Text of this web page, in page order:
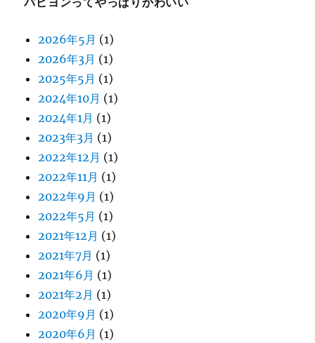
2026年5月 (1)
2026年3月 (1)
2025年5月 (1)
2024年10月 (1)
2024年1月 (1)
2023年3月 (1)
2022年12月 (1)
2022年11月 (1)
2022年9月 (1)
2022年5月 (1)
2021年12月 (1)
2021年7月 (1)
2021年6月 (1)
2021年2月 (1)
2020年9月 (1)
2020年6月 (1)